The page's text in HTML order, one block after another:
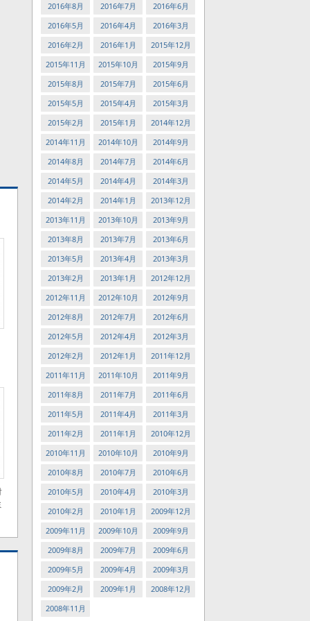
2016年8月
2016年7月
2016年6月
2016年5月
2016年4月
2016年3月
2016年2月
2016年1月
2015年12月
2015年11月
2015年10月
2015年9月
2015年8月
2015年7月
2015年6月
2015年5月
2015年4月
2015年3月
2015年2月
2015年1月
2014年12月
2014年11月
2014年10月
2014年9月
2014年8月
2014年7月
2014年6月
2014年5月
2014年4月
2014年3月
2014年2月
2014年1月
2013年12月
2013年11月
2013年10月
2013年9月
2013年8月
2013年7月
2013年6月
2013年5月
2013年4月
2013年3月
2013年2月
2013年1月
2012年12月
2012年11月
2012年10月
2012年9月
2012年8月
2012年7月
2012年6月
2012年5月
2012年4月
2012年3月
2012年2月
2012年1月
2011年12月
2011年11月
2011年10月
2011年9月
2011年8月
2011年7月
2011年6月
2011年5月
2011年4月
2011年3月
2011年2月
2011年1月
2010年12月
2010年11月
2010年10月
2010年9月
2010年8月
2010年7月
2010年6月
2010年5月
2010年4月
2010年3月
2010年2月
2010年1月
2009年12月
2009年11月
2009年10月
2009年9月
2009年8月
2009年7月
2009年6月
2009年5月
2009年4月
2009年3月
2009年2月
2009年1月
2008年12月
2008年11月